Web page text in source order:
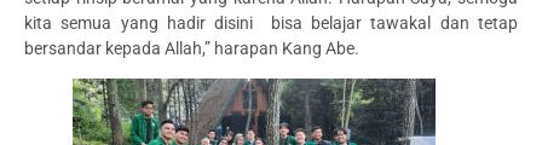
kita semua yang hadir disini bisa belajar tawakal dan tetap
bersandar kepada Allah,” harapan Kang Abe.